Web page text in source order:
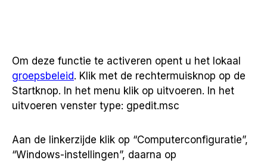
Om deze functie te activeren opent u het lokaal
groepsbeleid. Klik met de rechtermuisknop op de
Startknop. In het menu klik op uitvoeren. In het
uitvoeren venster type: gpedit.msc
Aan de linkerzijde klik op “Computerconfiguratie”,
“Windows-instellingen”, daarna op